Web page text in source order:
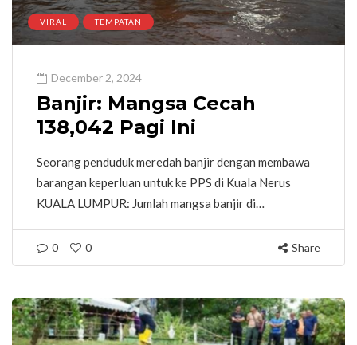
VIRAL TEMPATAN
December 2, 2024
Banjir: Mangsa Cecah
138,042 Pagi Ini
Seorang penduduk meredah banjir dengan membawa
barangan keperluan untuk ke PPS di Kuala Nerus
KUALA LUMPUR: Jumlah mangsa banjir di…
0 0 Share